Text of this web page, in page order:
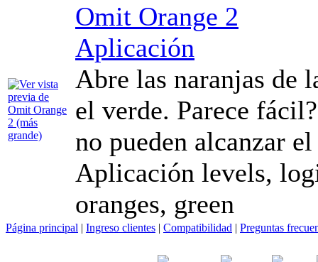
Omit Orange 2
Aplicación
Abre las naranjas de
el verde. Parece
no pueden alcanzar
Aplicación levels,
oranges, green
Página principal | Ingreso clientes | Compatibilidad | Preguntas